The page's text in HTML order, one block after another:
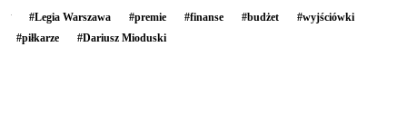
#Legia Warszawa #premie #finanse #budżet #wyjściówki
#piłkarze #Dariusz Mioduski